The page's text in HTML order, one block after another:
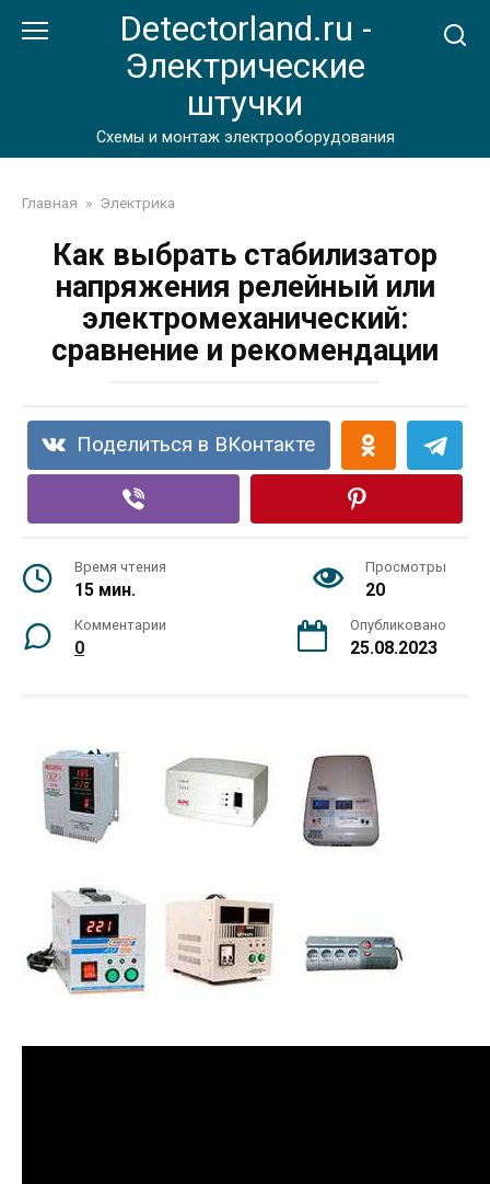
Detectorland.ru -
Электрические
штучки
Схемы и монтаж электрооборудования
Главная » Электрика
Как выбрать стабилизатор
напряжения релейный или
электромеханический:
сравнение и рекомендации
Поделиться в ВКонтакте
Время чтения
15 мин.
Просмотры
20
Комментарии
0
Опубликовано
25.08.2023